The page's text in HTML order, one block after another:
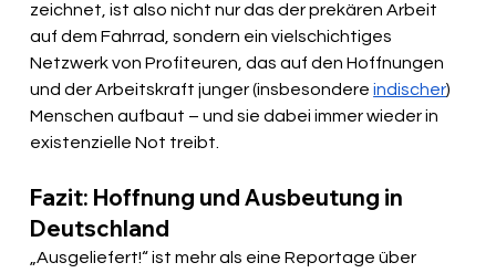
zeichnet, ist also nicht nur das der prekären Arbeit
auf dem Fahrrad, sondern ein vielschichtiges
Netzwerk von Profiteuren, das auf den Hoffnungen
und der Arbeitskraft junger (insbesondere indischer)
Menschen aufbaut – und sie dabei immer wieder in
existenzielle Not treibt.
Fazit: Hoffnung und Ausbeutung in
Deutschland
„Ausgeliefert!“ ist mehr als eine Reportage über